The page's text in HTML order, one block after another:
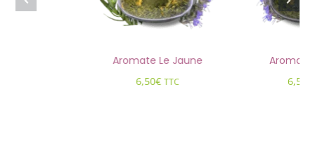
Aromate Le Jaune
6,50€ TTC
Aromate
6,50